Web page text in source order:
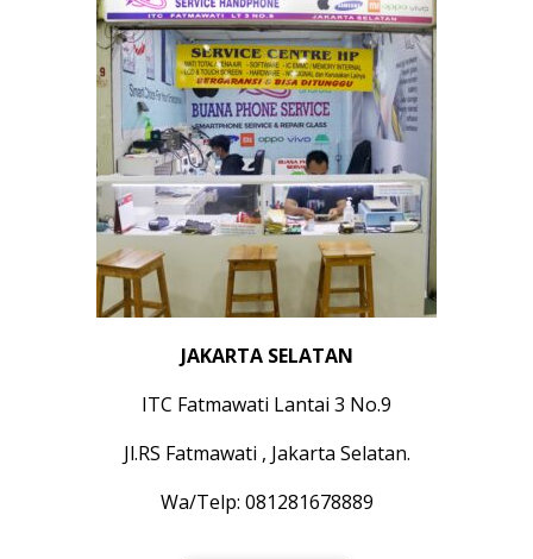
JAKARTA SELATAN
ITC Fatmawati Lantai 3 No.9
Jl.RS Fatmawati , Jakarta Selatan.
Wa/Telp: 081281678889